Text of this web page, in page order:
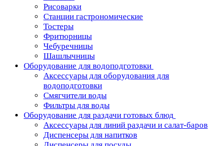
Рисоварки
Станции гастрономические
Тостеры
Фритюрницы
Чебуречницы
Шашлычницы
Оборудование для водоподготовки
Аксессуары для оборудования для
водоподготовки
Смягчители воды
Фильтры для воды
Оборудование для раздачи готовых блюд
Аксессуары для линий раздачи и салат-баров
Диспенсеры для напитков